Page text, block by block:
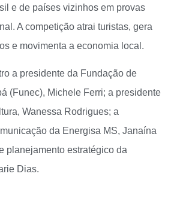
e de países vizinhos em provas
A competição atrai turistas, gera
e movimenta a economia local.
a presidente da Fundação de
(Funec), Michele Ferri; a presidente
Wanessa Rodrigues; a
da Energisa MS, Janaína
planejamento estratégico da
Dias.